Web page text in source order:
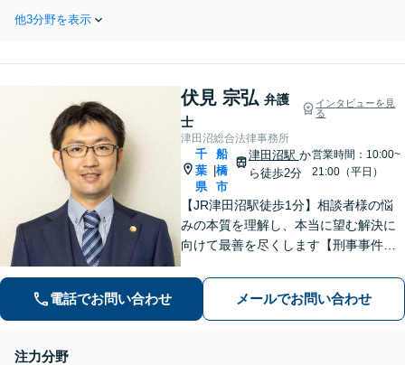
ください。
他3分野を表示
伏見 宗弘 弁護
士
インタビューを見
る
津田沼総合法律事務所
千
葉
県
船
橋
市
津田沼駅 か
ら徒歩2分
営業時間：10:00~
21:00（平日）
【JR津田沼駅徒歩1分】相談者様の悩
みの本質を理解し、本当に望む解決に
向けて最善を尽くします【刑事事件】
い【交通事故】医療費の打ち切り、後
遺障害等級認定など。保険会社との対
等な交渉にはぜひ弁護士にご依頼を！
電話でお問い合わせ メールでお問い合わせ
注力分野